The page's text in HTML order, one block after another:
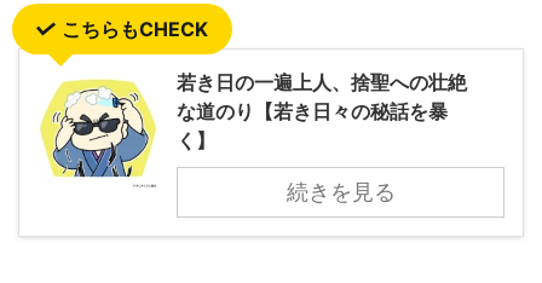
こちらもCHECK
若き日の一遍上人、捨聖への壮絶
な道のり【若き日々の秘話を暴
く】
続きを見る